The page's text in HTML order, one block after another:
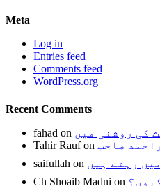
Meta
Log in
Entries feed
Comments feed
WordPress.org
Recent Comments
fahad on کی روشنی میں
Tahir Raufon صاحب
saifullah on رہتے ہیں
Ch Shoaib Madni on